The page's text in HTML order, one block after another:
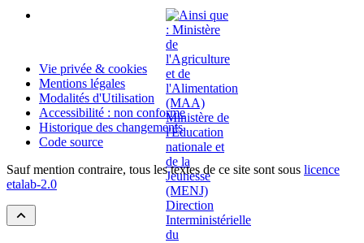
Vie privée & cookies
Mentions légales
Modalités d'Utilisation
Accessibilité : non conforme
Historique des changements
Code source
Sauf mention contraire, tous les textes de ce site sont sous licence
etalab-2.0